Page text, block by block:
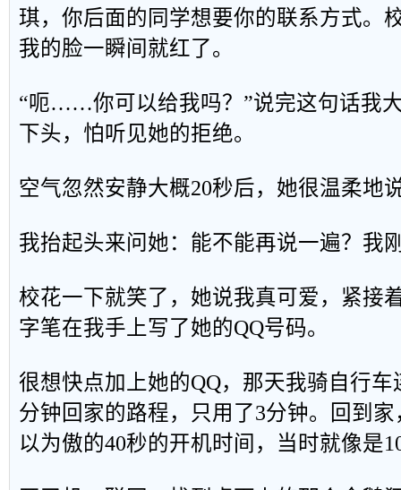
琪，你后面的同学想要你的联系方式。
我的脸一瞬间就红了。
“呃……你可以给我吗？”说完这句话我
下头，怕听见她的拒绝。
空气忽然安静大概20秒后，她很温柔地
我抬起头来问她：能不能再说一遍？我
校花一下就笑了，她说我真可爱，紧接
字笔在我手上写了她的QQ号码。
很想快点加上她的QQ，那天我骑自行车
分钟回家的路程，只用了3分钟。回到
以为傲的40秒的开机时间，当时就像是